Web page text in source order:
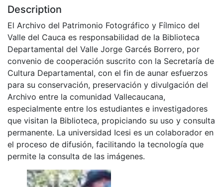
Description
El Archivo del Patrimonio Fotográfico y Fílmico del
Valle del Cauca es responsabilidad de la Biblioteca
Departamental del Valle Jorge Garcés Borrero, por
convenio de cooperación suscrito con la Secretaría de
Cultura Departamental, con el fin de aunar esfuerzos
para su conservación, preservación y divulgación del
Archivo entre la comunidad Vallecaucana,
especialmente entre los estudiantes e investigadores
que visitan la Biblioteca, propiciando su uso y consulta
permanente. La universidad Icesi es un colaborador en
el proceso de difusión, facilitando la tecnología que
permite la consulta de las imágenes.